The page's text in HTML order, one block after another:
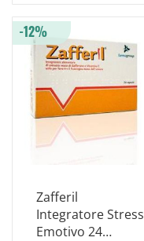
Zafferil
Integratore Stress
Emotivo 24
-12%